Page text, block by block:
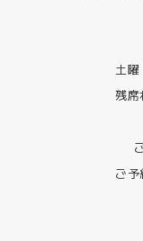
土
残席
ご予